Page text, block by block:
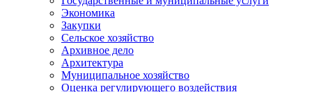
Экономика
Закупки
Сельское хозяйство
Архивное дело
Архитектура
Муниципальное хозяйство
Оценка регулирующего воздействия